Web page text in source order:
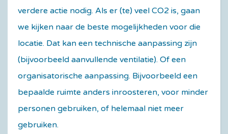
verdere actie nodig. Als er (te) veel CO2 is, gaan
we kijken naar de beste mogelijkheden voor die
locatie. Dat kan een technische aanpassing zijn
(bijvoorbeeld aanvullende ventilatie). Of een
organisatorische aanpassing. Bijvoorbeeld een
bepaalde ruimte anders inroosteren, voor minder
personen gebruiken, of helemaal niet meer
gebruiken.